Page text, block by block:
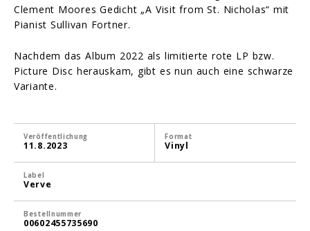
Clement Moores Gedicht „A Visit from St. Nicholas“ mit
Pianist Sullivan Fortner.
Nachdem das Album 2022 als limitierte rote LP bzw.
Picture Disc herauskam, gibt es nun auch eine schwarze
Variante.
Veröffentlichung
11.8.2023
Format
Vinyl
Label
Verve
Bestellnummer
00602455735690